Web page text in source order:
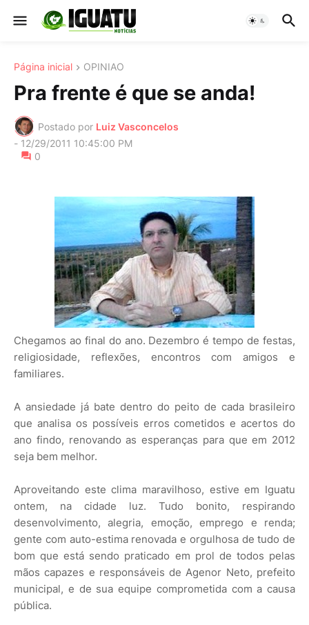
Página inicial OPINIAO
Pra frente é que se anda!
Postado por Luiz Vasconcelos
- 12/29/2011 10:45:00 PM
0
Chegamos ao final do ano. Dezembro é tempo de festas,
religiosidade, reflexões, encontros com amigos e
familiares.
A ansiedade já bate dentro do peito de cada brasileiro
que analisa os possíveis erros cometidos e acertos do
ano findo, renovando as esperanças para que em 2012
seja bem melhor.
Aproveitando este clima maravilhoso, estive em Iguatu
ontem, na cidade luz. Tudo bonito, respirando
desenvolvimento, alegria, emoção, emprego e renda;
gente com auto-estima renovada e orgulhosa de tudo de
bom que está sendo praticado em prol de todos pelas
mãos capazes e responsáveis de Agenor Neto, prefeito
municipal, e de sua equipe comprometida com a causa
pública.